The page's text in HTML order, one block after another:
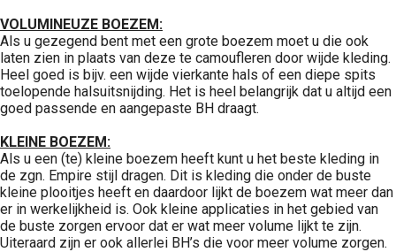
VOLUMINEUZE BOEZEM:
Als u gezegend bent met een grote boezem moet u die ook
laten zien in plaats van deze te camoufleren door wijde kleding.
Heel goed is bijv. een wijde vierkante hals of een diepe spits
toelopende halsuitsnijding. Het is heel belangrijk dat u altijd een
goed passende en aangepaste BH draagt.
KLEINE BOEZEM:
Als u een (te) kleine boezem heeft kunt u het beste kleding in
de zgn. Empire stijl dragen. Dit is kleding die onder de buste
kleine plooitjes heeft en daardoor lijkt de boezem wat meer dan
er in werkelijkheid is. Ook kleine applicaties in het gebied van
de buste zorgen ervoor dat er wat meer volume lijkt te zijn.
Uiteraard zijn er ook allerlei BH’s die voor meer volume zorgen.